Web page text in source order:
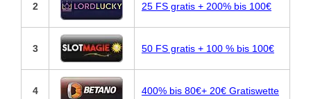
2 25 FS gratis + 200% bis 100€
3 50 FS gratis + 100 % bis 100€
4 400% bis 80€+ 20€ Gratiswette